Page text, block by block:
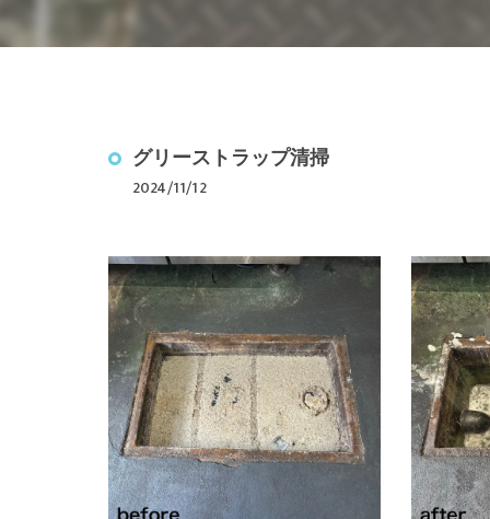
空室クリーニング
内装リフォーム
グリーストラップ清掃
2024/11/12